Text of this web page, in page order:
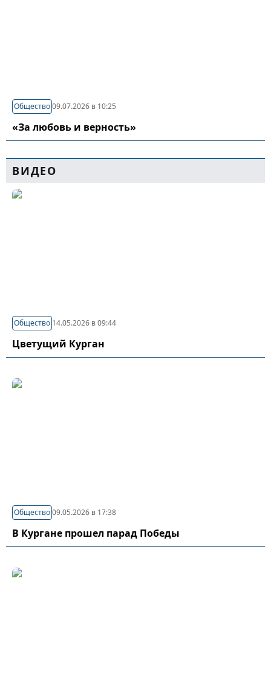
Общество09.07.2026 в 10:25
«За любовь и верность»
ВИДЕО
Общество 14.05.2026 в 09:44
Цветущий Курган
Общество09.05.2026 в 17:38
В Кургане прошел парад Победы